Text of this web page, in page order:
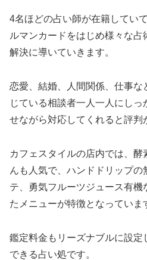
4名ほどの占い師が在籍してい
ルマンカードをはじめ様々な
解決に導いていきます。
恋愛、結婚、人間関係、仕事
じている相談者一人一人にし
せながら対応してくれると評判
カフェスタイルの店内では、酵
んも人気で、ハンドドリップの
テ、勇気フルーツジュース有機
たメニューが特徴となっていま
鑑定料金もリーズナブルに設定
できる占い処です。